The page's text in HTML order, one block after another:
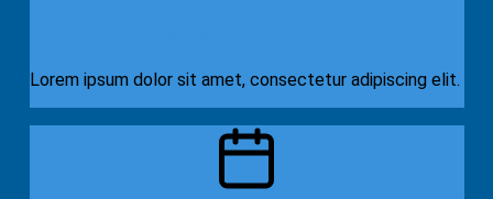
Lorem ipsum dolor sit amet, consectetur adipiscing elit.